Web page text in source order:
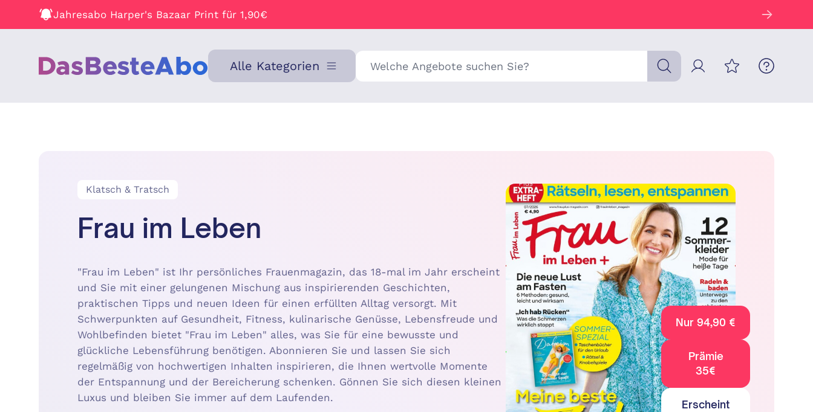
Jahresabo Harper's Bazaar Print für 1,90€
Alle Kategorien
Suche
Klatsch & Tratsch
Frau im Leben
"Frau im Leben" ist Ihr persönliches Frauenmagazin, das 18-mal im Jahr erscheint
und Sie mit einer gelungenen Mischung aus inspirierenden Geschichten,
praktischen Tipps und neuen Ideen für einen erfüllten Alltag versorgt. Mit
Schwerpunkten auf Gesundheit, Fitness, kulinarische Genüsse, Lebensfreude und
Wohlbefinden bietet "Frau im Leben" alles, was Sie für eine bewusste und
glückliche Lebensführung benötigen. Abonnieren Sie und lassen Sie sich
regelmäßig von hochwertigen Inhalten inspirieren, die Ihnen wertvolle Momente
der Entspannung und der Bereicherung schenken. Gönnen Sie sich diesen kleinen
Luxus und bleiben Sie immer auf dem Laufenden.
Nur 94,90 €
Prämie
35€
Erscheint